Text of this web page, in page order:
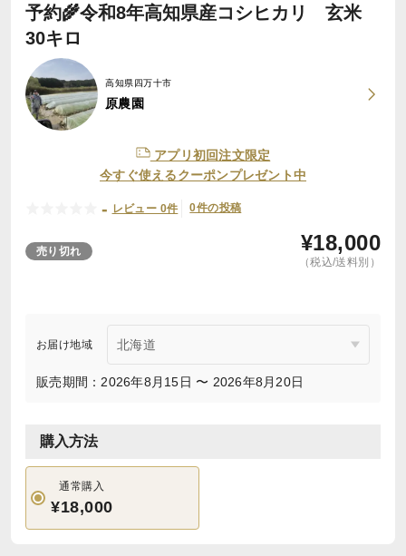
予約🌾令和8年高知県産コシヒカリ 玄米
30キロ
高知県四万十市
原農園
アプリ初回注文限定
今すぐ使えるクーポンプレゼント中
- レビュー 0件 0件の投稿
売り切れ ¥18,000
（税込/送料別）
お届け地域
販売期間：2026年8月15日 〜 2026年8月20日
購入方法
通常購入
¥18,000